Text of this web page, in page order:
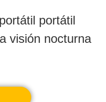
portátil
visión nocturna